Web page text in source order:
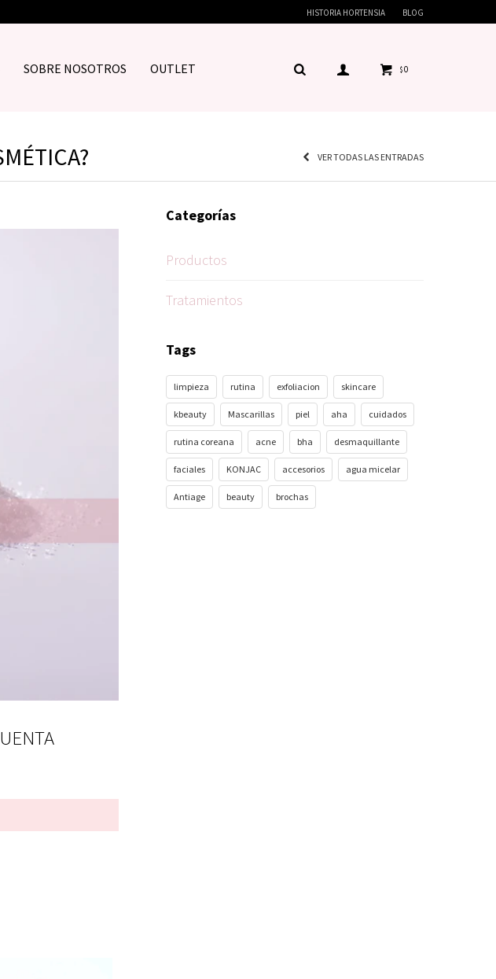
SOBRE NOSOTROS OUTLET $0
HISTORIA HORTENSIA BLOG
VER TODAS LAS ENTRADAS
Categorías
Productos
Tratamientos
Tags
limpieza rutina exfoliacion skincare
kbeauty Mascarillas piel aha cuidados
rutina coreana acne bha desmaquillante
faciales KONJAC accesorios agua micelar
Antiage beauty brochas